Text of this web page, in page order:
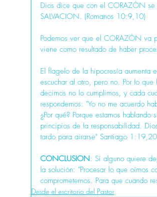
Dios dice que con el CORAZÓN
SALVACION. (Romanos 10:9,10)
Podemos ver que el CORAZÓN va
viene como resultado de haber
El flagelo de la hipocresía aumenta
escuchar al otro, pero no. Por lo
decimos no lo cumplimos, y cada
respondemos: "Yo no me acuerdo
¿Por qué? Porque estamos
principios de la responsabilidad.
tardo para airarse" Santiago 1:19,20
CONCLUSION: Si alguno quiere
la solución: "Procesar lo que oímos
comprometernos. Para que cuando
Desde el escritorio del Pastor